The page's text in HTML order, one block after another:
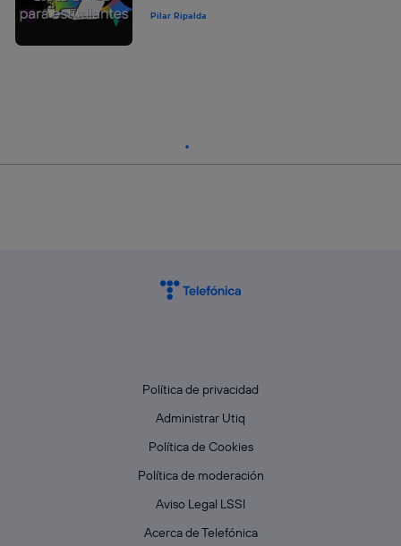
Pilar Ripalda
Política de privacidad
Administrar Utiq
Política de Cookies
Política de moderación
Aviso Legal LSSI
Acerca de Telefónica